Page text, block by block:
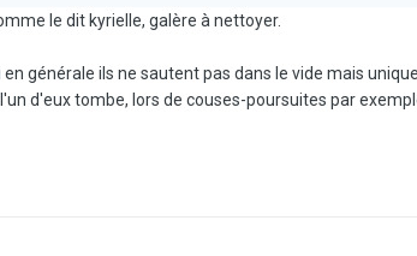
le dit kyrielle, galère à nettoyer.
générale ils ne sautent pas dans le vide mais
d'eux tombe, lors de couses-poursuites par